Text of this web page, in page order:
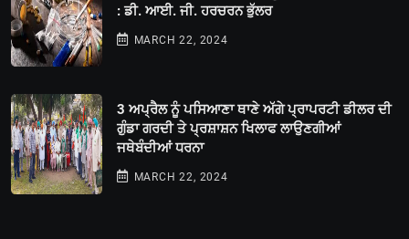
: ਡੀ. ਆਈ. ਜੀ. ਹਰਚਰਨ ਭੁੱਲਰ
MARCH 22, 2024
3 ਅਪ੍ਰੈਲ ਨੂੰ ਪਸਿਆਣਾ ਥਾਣੇ ਅੱਗੇ ਪ੍ਰਾਪਰਟੀ ਡੀਲਰ ਦੀ
ਗੁੰਡਾ ਗਰਦੀ ਤੇ ਪ੍ਰਸ਼ਾਸ਼ਨ ਖਿਲਾਫ ਲਾਉਣਗੀਆਂ
ਜਥੇਬੰਦੀਆਂ ਧਰਨਾ
MARCH 22, 2024